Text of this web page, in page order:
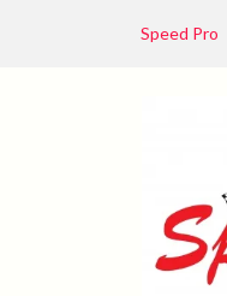
Speed Pro